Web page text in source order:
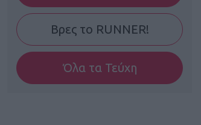
Βρες το RUNNER!
Όλα τα Τεύχη